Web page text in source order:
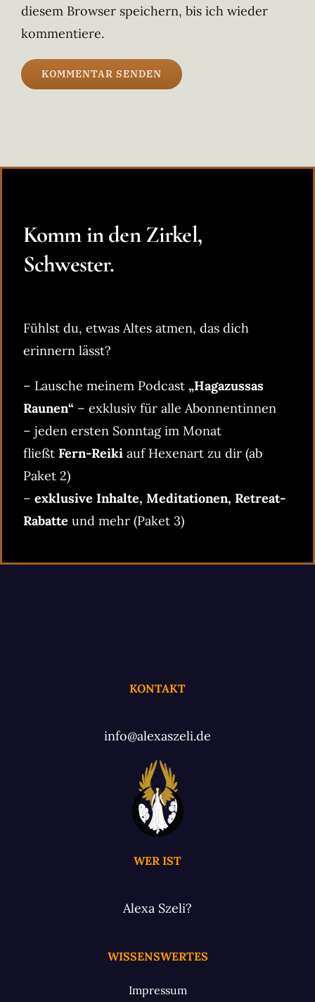
diesem Browser speichern, bis ich wieder
kommentiere.
Komm in den Zirkel,
Schwester.
Fühlst du, etwas Altes atmen, das dich
erinnern lässt?
– Lausche meinem Podcast „Hagazussas
Raunen“ – exklusiv für alle Abonnentinnen
– jeden ersten Sonntag im Monat
fließt Fern-Reiki auf Hexenart zu dir (ab
Paket 2)
– exklusive Inhalte, Meditationen, Retreat-
Rabatte und mehr (Paket 3)
KONTAKT
info@alexaszeli.de
WER IST
Alexa Szeli?
WISSENSWERTES
Impressum